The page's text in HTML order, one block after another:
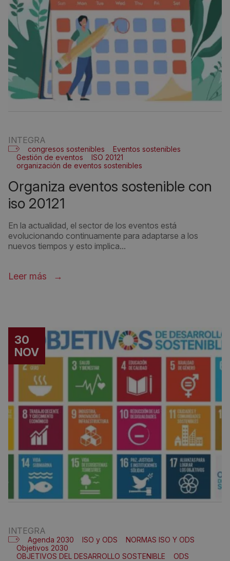
INTEGRA
congresos sostenibles
Eventos sostenibles
Gestión de eventos
ISO 20121
organización de eventos sostenibles
organiza eventos sostenible con
iso 20121
En la actualidad, el sector de los eventos está
evolucionando continuamente para adaptarse a los
nuevos tiempos y esto implica...
Leer más
30
NOV
INTEGRA
Agenda 2030 ISO y ODS
NORMAS ISO Y ODS
Objetivos 2030
OBJETIVOS DEL DESARROLLO SOSTENIBLE
ODS